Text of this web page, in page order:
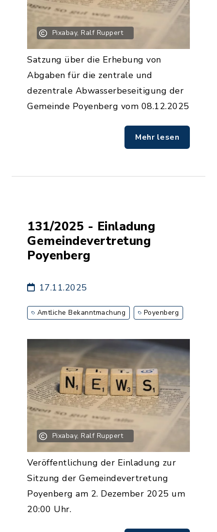
Pixabay, Ralf Ruppert
Satzung über die Erhebung von
Abgaben für die zentrale und
dezentrale Abwasserbeseitigung der
Gemeinde Poyenberg vom 08.12.2025
Mehr lesen
131/2025 - Einladung
Gemeindevertretung
Poyenberg
17.11.2025
Amtliche Bekanntmachung Poyenberg
Pixabay, Ralf Ruppert
Veröffentlichung der Einladung zur
Sitzung der Gemeindevertretung
Poyenberg am 2. Dezember 2025 um
20:00 Uhr.